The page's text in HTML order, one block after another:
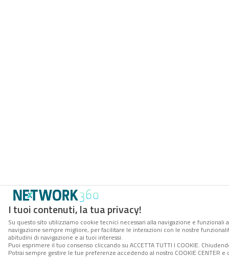
I tuoi contenuti, la tua privacy!
Su questo sito utilizziamo cookie tecnici necessari alla navigazione e
navigazione sempre migliore, per facilitare le interazioni con le nostre
abitudini di navigazione e ai tuoi interessi.
Puoi esprimere il tuo consenso cliccando su ACCETTA TUTTI I COOKIE.
Potrai sempre gestire le tue preferenze accedendo al nostro COOKIE